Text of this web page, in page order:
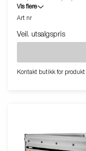
ned som
kun til illustrative
Vis flere
Art nr
Veil. utsalgspris
Kontakt butikk for produkt